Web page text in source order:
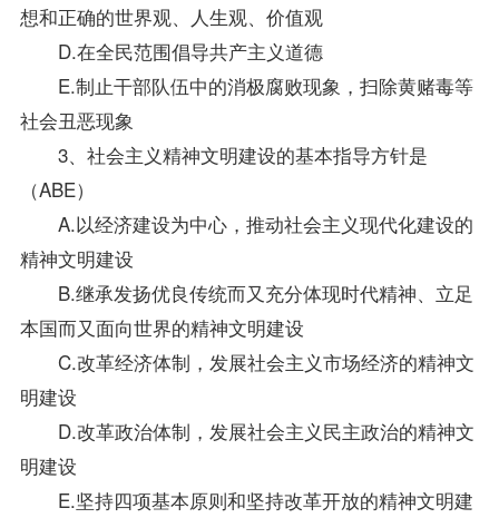
想和正确的世界观、人生观、价值观
D.在全民范围倡导共产主义道德
E.制止干部队伍中的消极腐败现象，扫除黄赌毒等
社会丑恶现象
3、社会主义精神文明建设的基本指导方针是
（ABE）
A.以经济建设为中心，推动社会主义现代化建设的
精神文明建设
B.继承发扬优良传统而又充分体现时代精神、立足
本国而又面向世界的精神文明建设
C.改革经济体制，发展社会主义市场经济的精神文
明建设
D.改革政治体制，发展社会主义民主政治的精神文
明建设
E.坚持四项基本原则和坚持改革开放的精神文明建